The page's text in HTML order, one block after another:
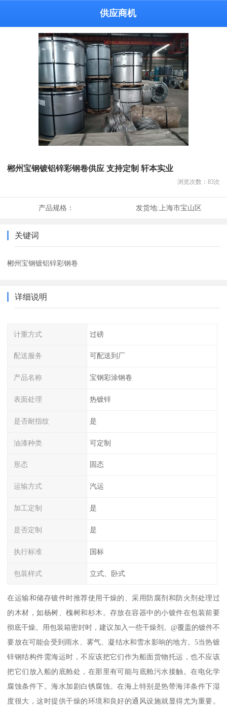
供应商机
郴州宝钢镀铝锌彩钢卷供应 支持定制 轩本实业
浏览次数： 83次
产品规格： 发货地:上海市宝山区
关键词
郴州宝钢镀铝锌彩钢卷
详细说明
计重方式 过磅
配送服务 可配送到厂
产品名称 宝钢彩涂钢卷
表面处理 热镀锌
是否耐指纹 是
油漆种类 可定制
形态 固态
运输方式 汽运
加工定制 是
是否定制 是
执行标准 国标
包装样式 立式、卧式
在运输和储存镀件时推荐使用干燥的、采用防腐剂和防火剂处理过
的木材，如杨树、槐树和杉木。存放在容器中的小镀件在包装前要
彻底干燥。用包装箱密封时，建议加入一些干燥剂。@覆盖的镀件不
要放在可能会受到雨水、雾气、凝结水和雪水影响的地方。5当热镀
锌钢结构件需海运时，不应该把它们作为船面货物托运，也不应该
把它们放入船的底舱处，在那里有可能与底舱污水接触。在电化学
腐蚀条件下。海水加剧白锈腐蚀。在海上特别是热带海洋条件下湿
度很大，这时提供干燥的环境和良好的通风设施就显得尤为重要。